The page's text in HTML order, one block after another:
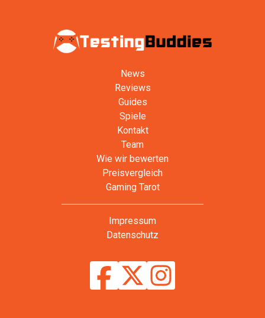
News
Reviews
Guides
Spiele
Kontakt
Team
Wie wir bewerten
Preisvergleich
Gaming Tarot
Impressum
Datenschutz